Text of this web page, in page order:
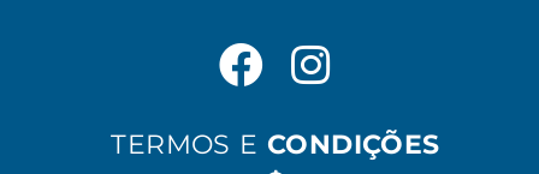
TERMOS E CONDIÇÕES